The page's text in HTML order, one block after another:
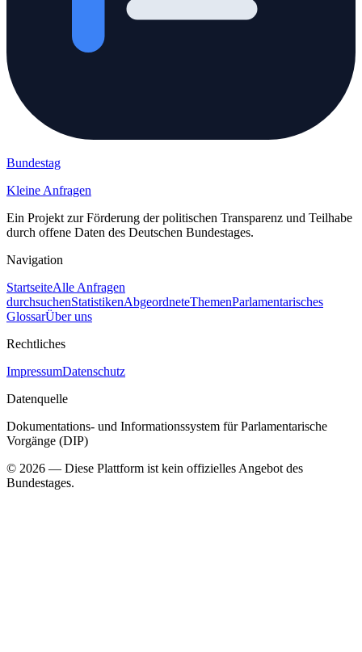
Bundestag
Kleine Anfragen
Ein Projekt zur Förderung der politischen Transparenz und Teilhabe
durch offene Daten des Deutschen Bundestages.
Navigation
StartseiteAlle Anfragen
durchsuchenStatistikenAbgeordneteThemenParlamentarisches
GlossarÜber uns
Rechtliches
ImpressumDatenschutz
Datenquelle
Dokumentations- und Informationssystem für Parlamentarische
Vorgänge (DIP)
© 2026 — Diese Plattform ist kein offizielles Angebot des
Bundestages.